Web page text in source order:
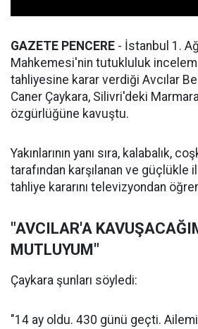
GAZETE PENCERE - İstanbul 1.
Mahkemesi'nin tutukluluk
tahliyesine karar verdiği Avcılar
Caner Çaykara, Silivri'deki
özgürlüğüne kavuştu.
Yakınlarının yanı sıra, kalabalık,
tarafından karşılanan ve güçlükle
tahliye kararını televizyondan
"AVCILAR'A
MUTLUYUM"
Çaykara şunları söyledi:
"14 ay oldu. 430 günü geçti.